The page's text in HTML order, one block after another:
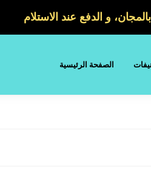
و الدفع عند الاستلام
الصفحة الرئيسية